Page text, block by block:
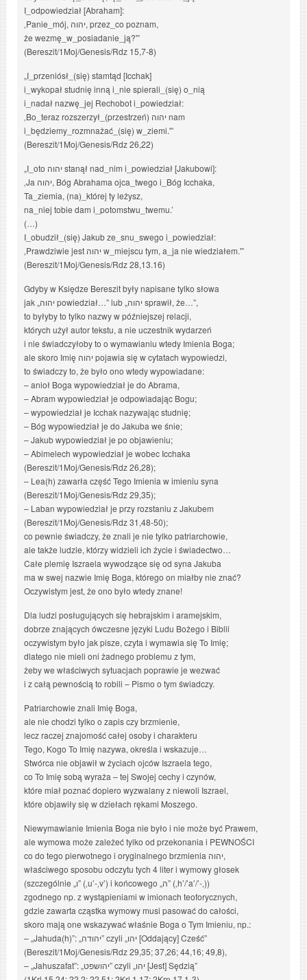
I_odpowiedział [Abraham]:
‚Panie_mój, יהוה, przez_co poznam,
że wezmę_w_posiadanie_ją?'”
(Bereszit/1Moj/Genesis/Rdz 15,7-8)
„I_przeniósł_(się) stamtąd [Icchak]
i_wykopał studnię inną i_nie spierali_(się) o_nią
i_nadał nazwę_jej Rechobot i_powiedział:
‚Bo_teraz rozszerzył_(przestrzeń) יהוה nam
i_będziemy_rozmnażać_(się) w_ziemi.'”
(Bereszit/1Moj/Genesis/Rdz 26,22)
„I_oto יהוה stanął nad_nim i_powiedział [Jakubowi]:
‚Ja יהוה, Bóg Abrahama ojca_twego i_Bóg Icchaka,
Ta_ziemia, (na)_której ty leżysz,
na_niej tobie dam i_potomstwu_twemu.’
(…)
I_obudził_(się) Jakub ze_snu_swego i_powiedział:
‚Prawdziwie jest יהוה w_miejscu tym, a_ja nie wiedziałem.'”
(Bereszit/1Moj/Genesis/Rdz 28,13.16)
Gdyby w Księdze Bereszit były napisane tylko słowa
jak „יהוה powiedział…” lub „יהוה sprawił, że…”,
to byłyby to tylko nazwy w późniejszej relacji,
których użył autor tekstu, a nie uczestnik wydarzeń
i nie świadczyłoby to o wymawianiu wtedy Imienia Boga;
ale skoro Imię יהוה pojawia się w cytatach wypowiedzi,
to świadczy to, że było ono wtedy wypowiadane:
– anioł Boga wypowiedział je do Abrama,
– Abram wypowiedział je odpowiadając Bogu;
– wypowiedział je Icchak nazywając studnię;
– Bóg wypowiedział je do Jakuba we śnie;
– Jakub wypowiedział je po objawieniu;
– Abimelech wypowiedział je wobec Icchaka
(Bereszit/1Moj/Genesis/Rdz 26,28);
– Lea(h) zawarła część Tego Imienia w imieniu syna
(Bereszit/1Moj/Genesis/Rdz 29,35);
– Laban wypowiedział je przy rozstaniu z Jakubem
(Bereszit/1Moj/Genesis/Rdz 31,48-50);
co pewnie świadczy, że znali je nie tylko patriarchowie,
ale także ludzie, którzy widzieli ich życie i świadectwo…
Całe plemię Iszraela wywodzące się od syna Jakuba
ma w swej nazwie Imię Boga, którego on miałby nie znać?
Oczywistym jest, że ono było wtedy znane!
Dla ludzi posługujących się hebrajskim i aramejskim,
dobrze znających ówczesne języki Ludu Bożego i Biblii
oczywistym było jak pisze, czyta i wymawia się To Imię;
dlatego nie mieli oni żadnego problemu z tym,
żeby we właściwych sytuacjach poprawie je wezwać
i z całą pewnością to robili – Pismo o tym świadczy.
Patriarchowie znali Imię Boga,
ale nie chodzi tylko o zapis czy brzmienie,
lecz raczej znajomość całej osoby i charakteru
Tego, Kogo To Imię nazywa, określa i wskazuje…
Stwórca nie objawił w życiach ojców Iszraela tego,
co To Imię sobą wyraża – tej Swojej cechy i czynów,
które miał poznać dopiero wyzwalany z niewoli Iszrael,
które objawiły się w dziełach rękami Moszego.
Niewymawianie Imienia Boga nie było i nie może być Prawem,
ale wymowa może zależeć tylko od przekonania i PEWNOŚCI
co do tego pierwotnego i oryginalnego brzmienia יהוה,
właściwego sposobu odczytu tych 4 liter i wymowy głosek
(szczególnie „ו” (‚u’-‚v’) i końcowego „ה” (‚h’/’a’/’-‚))
zgodnego np. z wystąpieniami w imionach teoforycznych,
gdzie zawarta cząstka wymowy musi pasować do całości,
skoro mają one wskazywać właśnie Boga o Tym Imieniu, np.:
– „Jahuda(h)”: „יהודה” czyli „יהו [Oddający] Cześć”
(Bereszit/1Moj/Genesis/Rdz 29,35; 37,26; 44,16; 49,8),
– „Jahuszafat”: „יהושפט” czyli „יהו [Jest] Sędzią”